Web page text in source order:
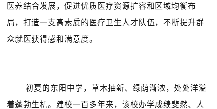
医养结合发展，促进优质医疗资源扩容和区域均衡布
局，打造一支高素质的医疗卫生人才队伍，不断提升群
众就医获得感和满意度。
初夏的东阳中学，草木抽新、绿荫渐浓，处处洋溢
着蓬勃生机。建校一百多年来，该校办学成绩斐然、人